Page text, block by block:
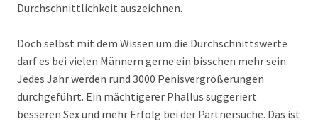
Durchschnittlichkeit auszeichnen.
Doch selbst mit dem Wissen um die Durchschnittswerte
darf es bei vielen Männern gerne ein bisschen mehr sein:
Jedes Jahr werden rund 3000 Penisvergrößerungen
durchgeführt. Ein mächtigerer Phallus suggeriert
besseren Sex und mehr Erfolg bei der Partnersuche. Das ist